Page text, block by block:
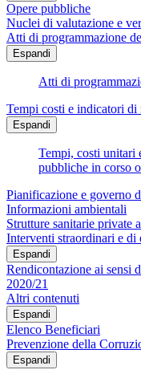
Opere pubbliche
Nuclei di valutazione e
Atti di programmazione
Espandi
Atti di
Tempi costi e indicatori di
Espandi
Tempi, costi unitari
pubbliche in corso
Pianificazione e governo
Informazioni ambientali
Strutture sanitarie private
Interventi straordinari e di
Espandi
Rendicontazione ai sensi
2020/21
Altri contenuti
Espandi
Elenco Beneficiari
Prevenzione della
Espandi